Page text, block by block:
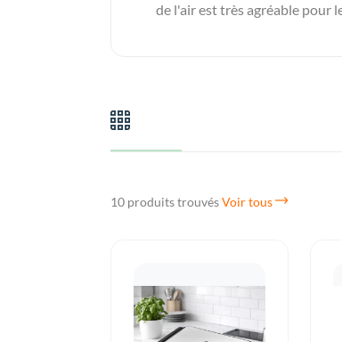
de l'air est très agréable pour
10 produits trouvésVoir tous